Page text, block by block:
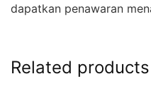
dapatkan penawaran
Related products